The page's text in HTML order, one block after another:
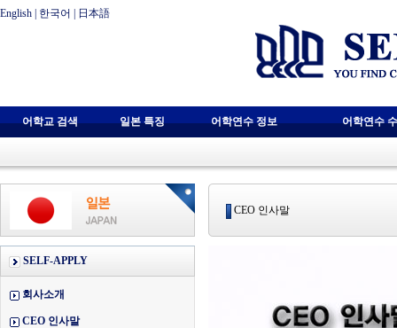
English 한국어 日本語
어학교 검색 일본 특징 어학연수 정보 어학연수
SELF-APPLY
회사소개
CEO 인사말
CEO 인사말